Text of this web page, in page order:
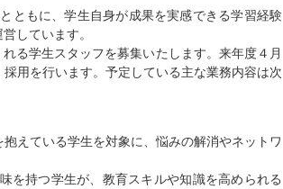
もに、学生自身が成果を実感できる学習経験
しています。
る学生スタッフを募集いたします。来年度４月
用を行います。予定している主な業務内容は次
えている学生を対象に、悩みの解消やネットワ
を持つ学生が、教育スキルや知識を高められる